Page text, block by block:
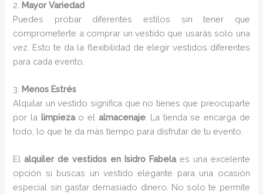
2. Mayor Variedad
Puedes probar diferentes estilos sin tener que
comprometerte a comprar un vestido que usarás solo una
vez. Esto te da la flexibilidad de elegir vestidos diferentes
para cada evento.
3. Menos Estrés
Alquilar un vestido significa que no tienes que preocuparte
por la limpiezao el almacenaje. La tienda se encarga de
todo, lo que te da más tiempo para disfrutar de tu evento.
Elalquiler de vestidos en Isidro Fabelaes una excelente
opción si buscas un vestido elegante para una ocasión
especial sin gastar demasiado dinero. No solo te permite